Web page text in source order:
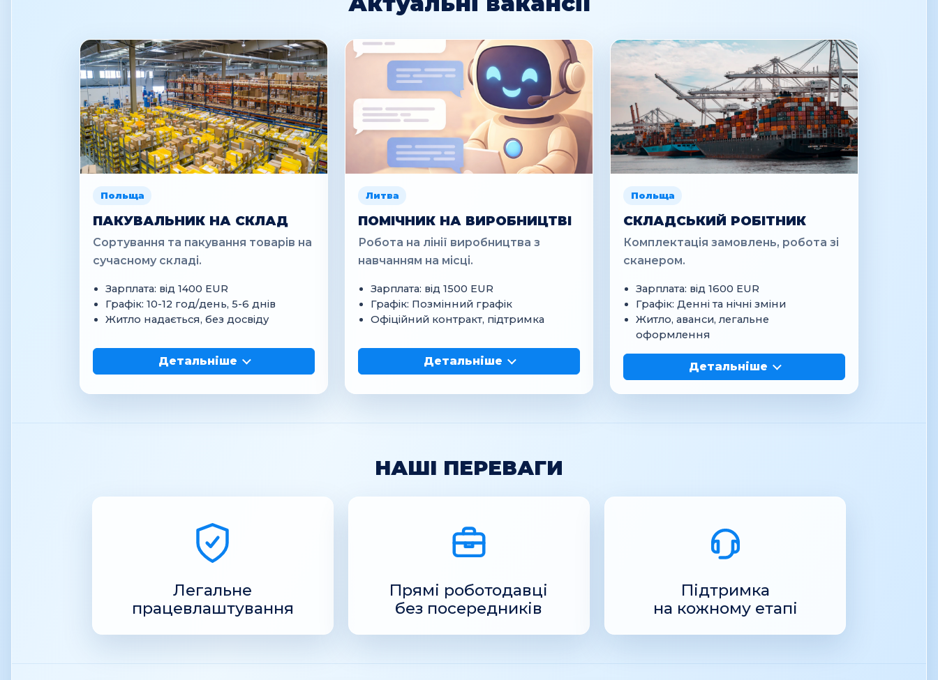
Польща
ПАКУВАЛЬНИК НА СКЛАД
Сортування та пакування товарів на
сучасному складі.
Зарплата: від 1400 EUR
Графік: 10-12 год/день, 5-6 днів
Житло надається, без досвіду
Детальніше
Литва
ПОМІЧНИК НА ВИРОБНИЦТВІ
Робота на лінії виробництва з
навчанням на місці.
Зарплата: від 1500 EUR
Графік: Позмінний графік
Офіційний контракт, підтримка
Детальніше
Польща
СКЛАДСЬКИЙ РОБІТНИК
Комплектація замовлень, робота зі
сканером.
Зарплата: від 1600 EUR
Графік: Денні та нічні зміни
Житло, аванси, легальне
оформлення
Детальніше
НАШІ ПЕРЕВАГИ
Легальне
працевлаштування
Прямі роботодавці
без посередників
Підтримка
на кожному етапі